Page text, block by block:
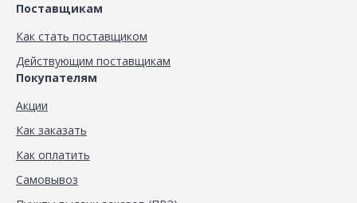
Поставщикам
Как стать поставщиком
Действующим поставщикам
Покупателям
Акции
Как заказать
Как оплатить
Самовывоз